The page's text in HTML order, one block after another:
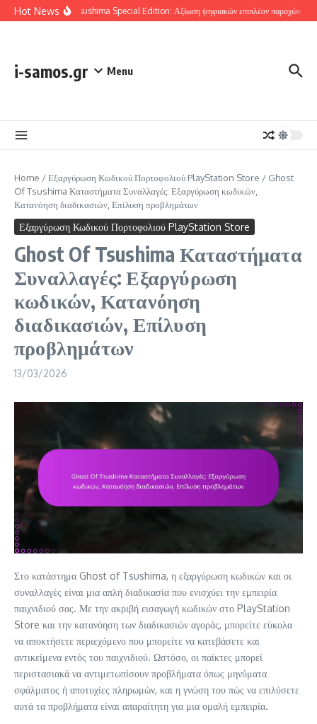
Skip to content
Hot News
Ghost Of Tsushima Special Edition: Αξίωση ψηφιακών επιπλέον παροχών,
i-samos.gr Menu
Home /Εξαργύρωση Κωδικού Πορτοφολιού PlayStation Store / Ghost
Of Tsushima Καταστήματα Συναλλαγές: Εξαργύρωση κωδικών,
Κατανόηση διαδικασιών, Επίλυση προβλημάτων
Εξαργύρωση Κωδικού Πορτοφολιού PlayStation Store
Ghost Of Tsushima Καταστήματα
Συναλλαγές: Εξαργύρωση
κωδικών, Κατανόηση
διαδικασιών, Επίλυση
προβλημάτων
13/03/2026
Στο κατάστημα Ghost of Tsushima, η εξαργύρωση κωδικών και οι
συναλλαγές είναι μια απλή διαδικασία που ενισχύει την εμπειρία
παιχνιδιού σας. Με την ακριβή εισαγωγή κωδικών στο PlayStation
Store και την κατανόηση των διαδικασιών αγοράς, μπορείτε εύκολα
να αποκτήσετε περιεχόμενο που μπορείτε να κατεβάσετε και
αντικείμενα εντός του παιχνιδιού. Ωστόσο, οι παίκτες μπορεί
περιστασιακά να αντιμετωπίσουν προβλήματα όπως μηνύματα
σφάλματος ή αποτυχίες πληρωμών, και η γνώση του πώς να επιλύσετε
αυτά τα προβλήματα είναι απαραίτητη για μια ομαλή εμπειρία.